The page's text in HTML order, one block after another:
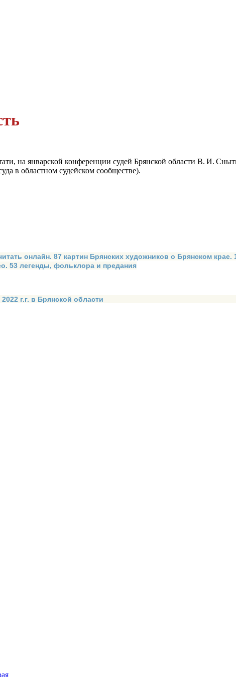
на январской конференции судей Брянской области В. И.
в областном судейском сообществе).
онлайн. 87 картин Брянских художников о Брянском
53 легенды, фольклора и предания
г.г. в Брянской области